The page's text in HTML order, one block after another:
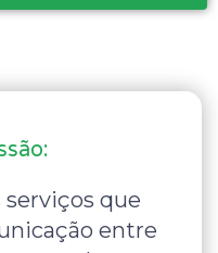
serviços que
entre